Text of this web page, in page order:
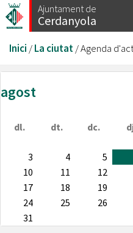
Vés
al
Ajuntament de
Cerdanyola
Esteu
aquí
Inici /La ciutat/Agenda
agost
dl. dt. dc.
3
4 5
10
11 12
17
18 19
24
25 26
31